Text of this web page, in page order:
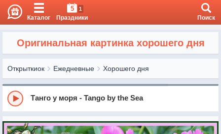
Каталог
5 1
Праздники Поиск
Оригинальная картинка хорошего дня
Открыткиок Ежедневные Хорошего дня
Танго у моря - Tango by the Sea